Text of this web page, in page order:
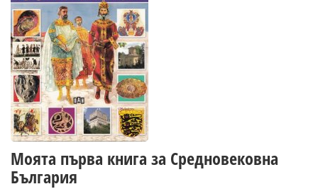
Моята първа книга за Средновековна
България